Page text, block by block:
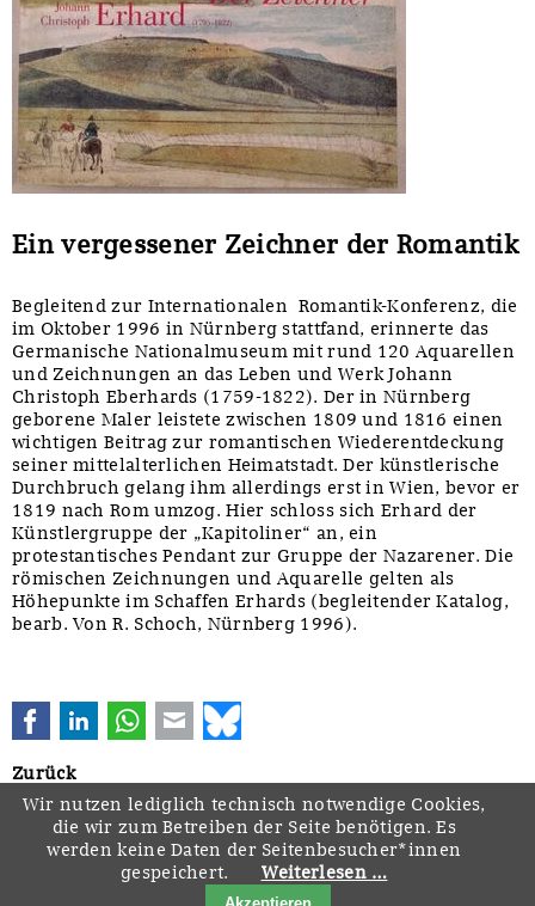
Ein vergessener Zeichner der Romantik
Begleitend zur Internationalen Romantik-Konferenz, die
im Oktober 1996 in Nürnberg stattfand, erinnerte das
Germanische Nationalmuseum mit rund 120 Aquarellen
und Zeichnungen an das Leben und Werk Johann
Christoph Eberhards (1759-1822). Der in Nürnberg
geborene Maler leistete zwischen 1809 und 1816 einen
wichtigen Beitrag zur romantischen Wiederentdeckung
seiner mittelalterlichen Heimatstadt. Der künstlerische
Durchbruch gelang ihm allerdings erst in Wien, bevor er
1819 nach Rom umzog. Hier schloss sich Erhard der
Künstlergruppe der „Kapitoliner“ an, ein
protestantisches Pendant zur Gruppe der Nazarener. Die
römischen Zeichnungen und Aquarelle gelten als
Höhepunkte im Schaffen Erhards (begleitender Katalog,
bearb. Von R. Schoch, Nürnberg 1996).
FacebookLinkedInWhatsApp
E-mail
Zurück
Navigation
Startseite Downloads Kontakt Impressum
Wir nutzen lediglich technisch notwendige Cookies,
die wir zum Betreiben der Seite benötigen. Es
werden keine Daten der Seitenbesucher*innen
gespeichert.
Weiterlesen …